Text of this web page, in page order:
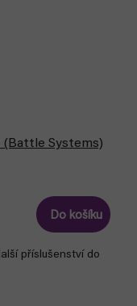
(Battle Systems)
Do košíku
příslušenství do